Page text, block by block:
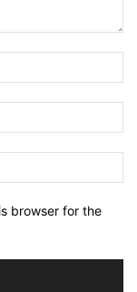
browser for the